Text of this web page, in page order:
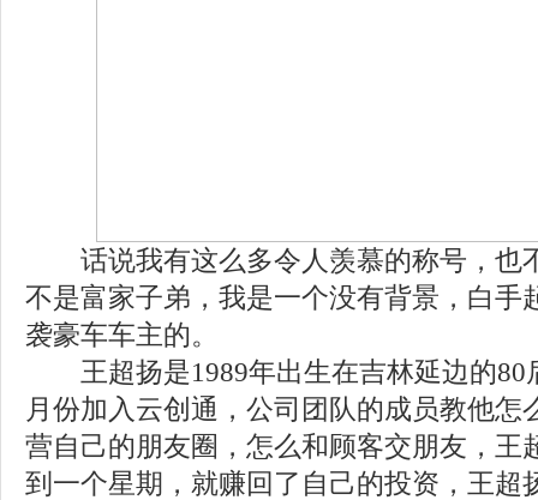
话说我有这么多令人羡慕的称号，也
不是富家子弟，我是一个没有背景，白手
袭豪车车主的。
王超扬是1989年出生在吉林延边的80
月份加入云创通，公司团队的成员教他怎
营自己的朋友圈，怎么和顾客交朋友，王
到一个星期，就赚回了自己的投资，王超